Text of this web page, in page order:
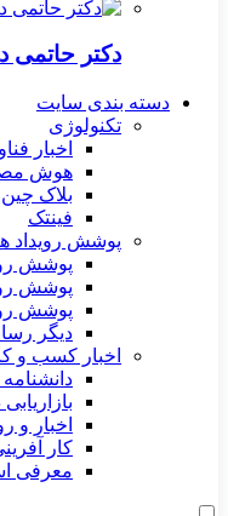
دکتر
دسته بندی سایت
تکنولوژی
اخبار
هوش
بلاک چین
فینتک
پوشش رویداد
پوشش
پوشش
پوشش
دیگر
اخبار کسب و
اخبار و
کار
معرفی